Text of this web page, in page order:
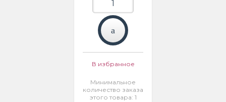
В избранное
Минимальное
количество заказа
этого товара: 1